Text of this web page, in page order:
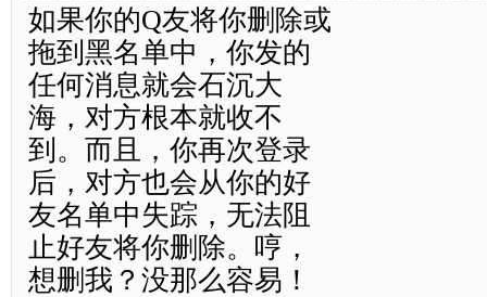
如果你的Q友将你删除或
拖到黑名单中，你发的
任何消息就会石沉大
海，对方根本就收不
到。而且，你再次登录
后，对方也会从你的好
友名单中失踪，无法阻
止好友将你删除。哼，
想删我？没那么容易！